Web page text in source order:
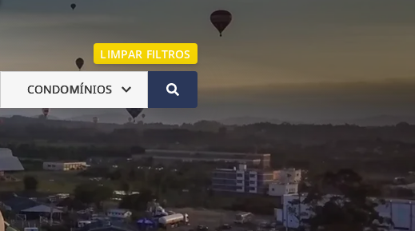
LIMPAR FILTROS
CONDOMÍNIOS